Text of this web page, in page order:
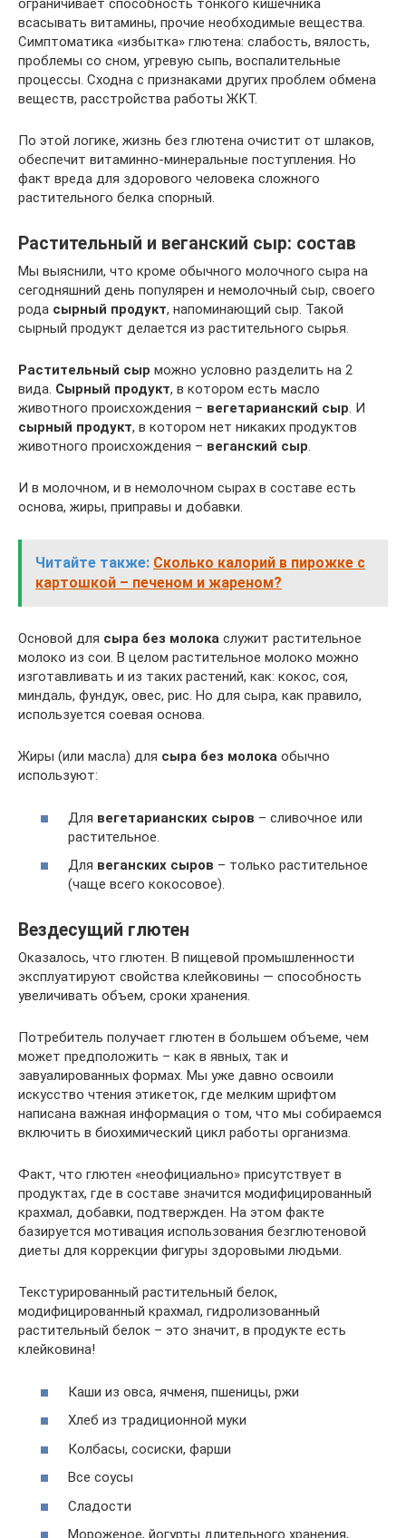
ограничивает способность тонкого кишечника
всасывать витамины, прочие необходимые вещества.
Симптоматика «избытка» глютена: слабость, вялость,
проблемы со сном, угревую сыпь, воспалительные
процессы. Сходна с признаками других проблем обмена
веществ, расстройства работы ЖКТ.
По этой логике, жизнь без глютена очистит от шлаков,
обеспечит витаминно-минеральные поступления. Но
факт вреда для здорового человека сложного
растительного белка спорный.
Растительный и веганский сыр: состав
Мы выяснили, что кроме обычного молочного сыра на
сегодняшний день популярен и немолочный сыр, своего
рода сырный продукт, напоминающий сыр. Такой
сырный продукт делается из растительного сырья.
Растительный сыр можно условно разделить на 2
вида. Сырный продукт, в котором есть масло
животного происхождения – вегетарианский сыр. И
сырный продукт, в котором нет никаких продуктов
животного происхождения – веганский сыр.
И в молочном, и в немолочном сырах в составе есть
основа, жиры, приправы и добавки.
Читайте также: Сколько калорий в пирожке с
картошкой – печеном и жареном?
Основой для сыра без молока служит растительное
молоко из сои. В целом растительное молоко можно
изготавливать и из таких растений, как: кокос, соя,
миндаль, фундук, овес, рис. Но для сыра, как правило,
используется соевая основа.
Жиры (или масла) для сыра без молока обычно
используют:
Для вегетарианских сыров – сливочное или
растительное.
Для веганских сыров – только растительное
(чаще всего кокосовое).
Вездесущий глютен
Оказалось, что глютен. В пищевой промышленности
эксплуатируют свойства клейковины — способность
увеличивать объем, сроки хранения.
Потребитель получает глютен в большем объеме, чем
может предположить – как в явных, так и
завуалированных формах. Мы уже давно освоили
искусство чтения этикеток, где мелким шрифтом
написана важная информация о том, что мы собираемся
включить в биохимический цикл работы организма.
Факт, что глютен «неофициально» присутствует в
продуктах, где в составе значится модифицированный
крахмал, добавки, подтвержден. На этом факте
базируется мотивация использования безглютеновой
диеты для коррекции фигуры здоровыми людьми.
Текстурированный растительный белок,
модифицированный крахмал, гидролизованный
растительный белок – это значит, в продукте есть
клейковина!
Каши из овса, ячменя, пшеницы, ржи
Хлеб из традиционной муки
Колбасы, сосиски, фарши
Все соусы
Сладости
Мороженое, йогурты длительного хранения,